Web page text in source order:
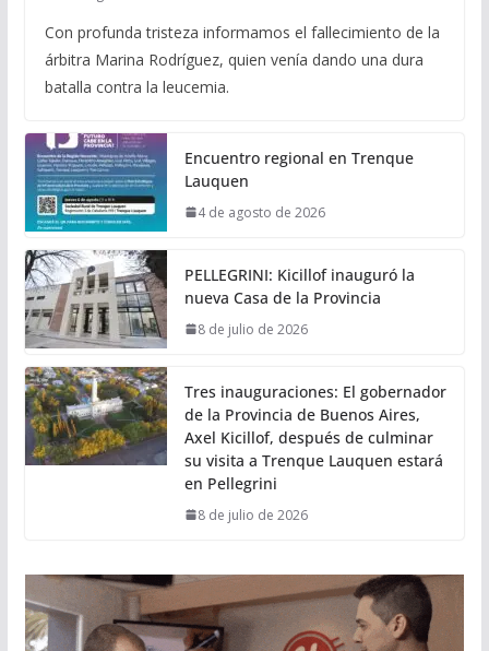
Con profunda tristeza informamos el fallecimiento de la
árbitra Marina Rodríguez, quien venía dando una dura
batalla contra la leucemia.
Encuentro regional en Trenque
Lauquen
4 de agosto de 2026
PELLEGRINI: Kicillof inauguró la
nueva Casa de la Provincia
8 de julio de 2026
Tres inauguraciones: El gobernador
de la Provincia de Buenos Aires,
Axel Kicillof, después de culminar
su visita a Trenque Lauquen estará
en Pellegrini
8 de julio de 2026